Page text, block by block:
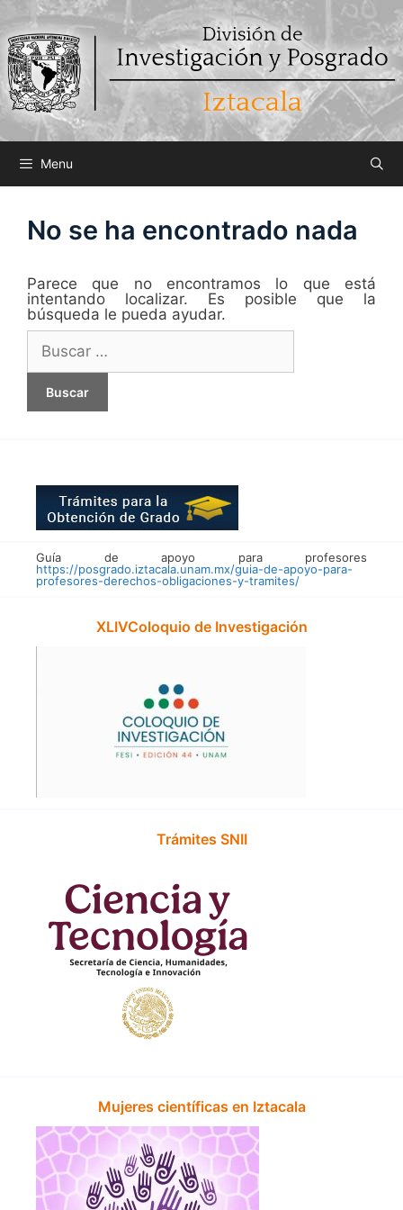
Saltar
contenido
Menu
No se ha encontrado nada
Parece que no encontramos lo que está
intentando localizar. Es posible que la
búsqueda le pueda ayudar.
Buscar:
Guía de apoyo para profesores
https://posgrado.iztacala.unam.mx/guia-de-apoyo-para-
profesores-derechos-obligaciones-y-tramites/
XLIVColoquio de Investigación
Trámites SNII
Mujeres científicas en Iztacala